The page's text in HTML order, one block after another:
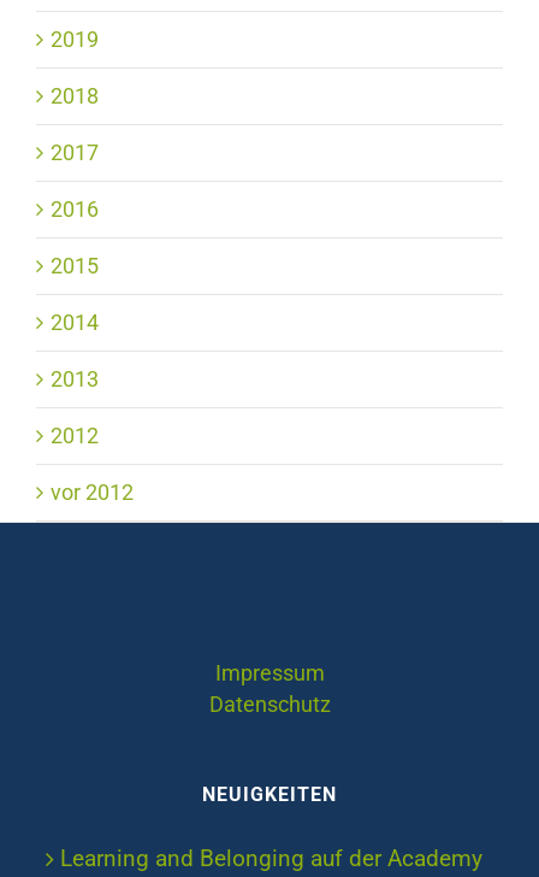
2019
2018
2017
2016
2015
2014
2013
2012
vor 2012
Impressum
Datenschutz
NEUIGKEITEN
Learning and Belonging auf der Academy